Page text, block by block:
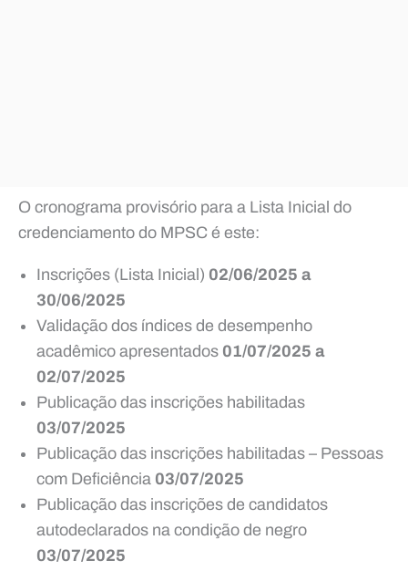
O cronograma provisório para a Lista Inicial do
credenciamento do MPSC é este:
Inscrições (Lista Inicial) 02/06/2025 a
30/06/2025
Validação dos índices de desempenho
acadêmico apresentados 01/07/2025 a
02/07/2025
Publicação das inscrições habilitadas
03/07/2025
Publicação das inscrições habilitadas – Pessoas
com Deficiência 03/07/2025
Publicação das inscrições de candidatos
autodeclarados na condição de negro
03/07/2025